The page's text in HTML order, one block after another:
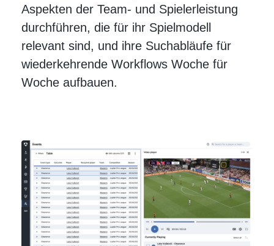
Aspekten der Team- und Spielerleistung
durchführen, die für ihr Spielmodell
relevant sind, und ihre Suchabläufe für
wiederkehrende Workflows Woche für
Woche aufbauen.